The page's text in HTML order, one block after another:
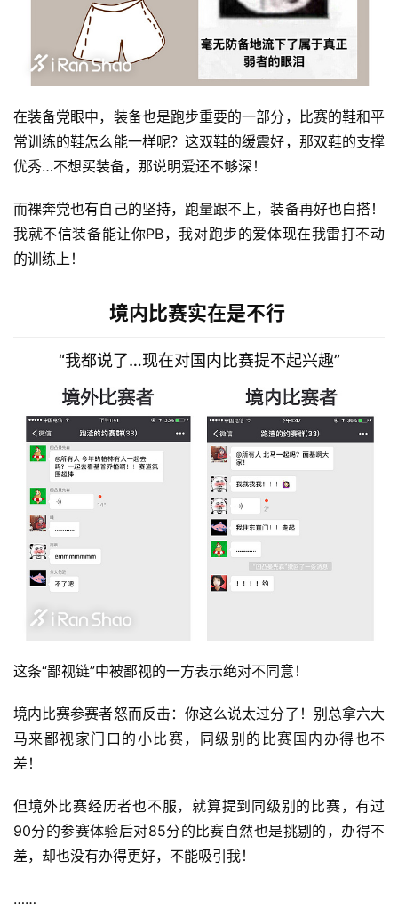
在装备党眼中，装备也是跑步重要的一部分，比赛的鞋和平
常训练的鞋怎么能一样呢？这双鞋的缓震好，那双鞋的支撑
优秀…不想买装备，那说明爱还不够深！
而裸奔党也有自己的坚持，跑量跟不上，装备再好也白搭！
我就不信装备能让你PB，我对跑步的爱体现在我雷打不动
的训练上！
境内比赛实在是不行
“我都说了…现在对国内比赛提不起兴趣”
这条“鄙视链”中被鄙视的一方表示绝对不同意！
境内比赛参赛者怒而反击：你这么说太过分了！别总拿六大
马来鄙视家门口的小比赛，同级别的比赛国内办得也不
差！
但境外比赛经历者也不服，就算提到同级别的比赛，有过
90分的参赛体验后对85分的比赛自然也是挑剔的，办得不
差，却也没有办得更好，不能吸引我！
……